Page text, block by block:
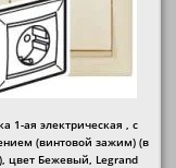
1-ая электрическая , с
(винтовой зажим) (в
цвет Бежевый, Legrand